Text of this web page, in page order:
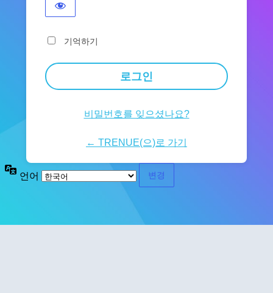
기억하기
비밀번호를 잊으셨나요?
← TRENUE(으)로 가기
언어